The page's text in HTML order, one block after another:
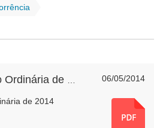
06/05/2014
de 2014